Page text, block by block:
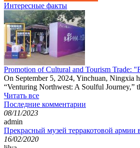
Интересные факты
Promotion of Cultural and Tourism Trade:
On September 5, 2024, Yinchuan, Ningxia
“Venturing Northwest: A Soulful Journey,”
Читать все
Последние комментарии
08/11/2023
admin
Прекрасный музей терракотовой
16/02/2020